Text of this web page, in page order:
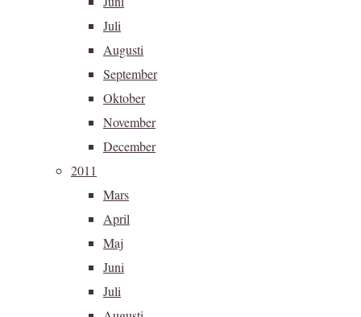
Juli
Augusti
September
Oktober
November
December
2011
Mars
April
Maj
Juni
Juli